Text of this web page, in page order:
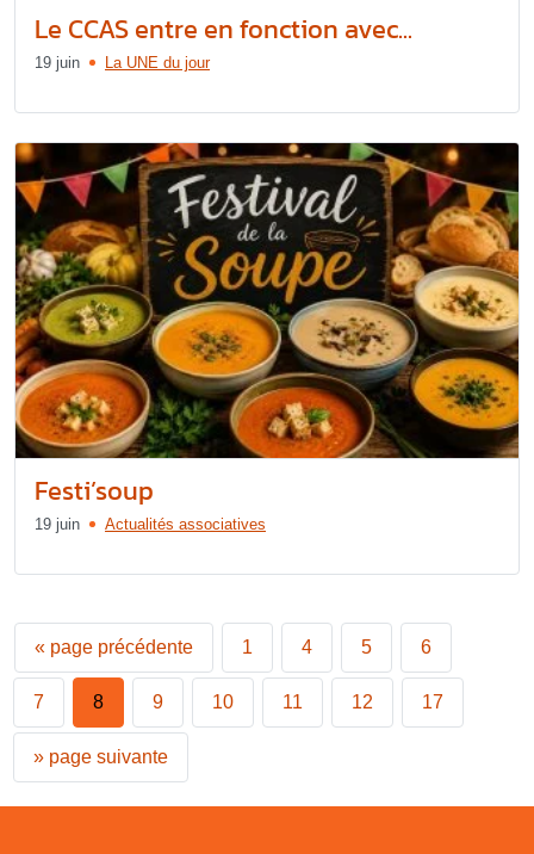
Le CCAS entre en fonction avec...
19 juin La UNE du jour
Festi’soup
19 juin Actualités associatives
« page précédente 1 4 5 6
7 8 9 10 11 12 17
» page suivante